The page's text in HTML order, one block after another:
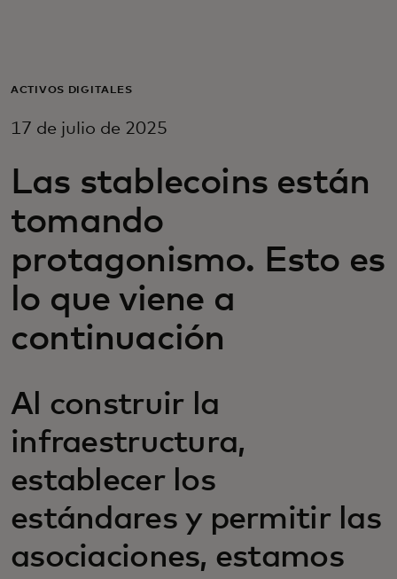
Para empresas
Para innovadores
Noticias y tendencias
ACTIVOS DIGITALES
17 de julio de 2025
Las stablecoins están
tomando
protagonismo. Esto es
lo que viene a
continuación
Al construir la
infraestructura,
establecer los
estándares y permitir las
asociaciones, estamos